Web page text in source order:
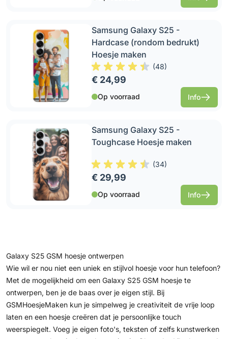
Samsung Galaxy S25 -
Hardcase (rondom bedrukt)
Hoesje maken
(48)
€ 24,99
Op voorraad Info
Samsung Galaxy S25 -
Toughcase Hoesje maken
(34)
€ 29,99
Op voorraad Info
Galaxy S25 GSM hoesje ontwerpen
Wie wil er nou niet een uniek en stijlvol hoesje voor hun telefoon?
Met de mogelijkheid om een Galaxy S25 GSM hoesje te
ontwerpen, ben je de baas over je eigen stijl. Bij
GSMHoesjeMaken kun je simpelweg je creativiteit de vrije loop
laten en een hoesje creëren dat je persoonlijke touch
weerspiegelt. Voeg je eigen foto's, teksten of zelfs kunstwerken